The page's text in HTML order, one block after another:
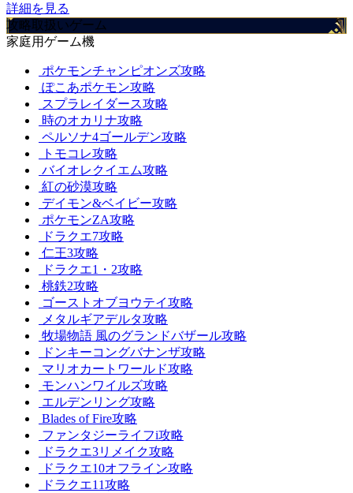
詳細を見る
攻略取扱いゲーム
家庭用ゲーム機
ポケモンチャンピオンズ攻略
ぽこあポケモン攻略
スプラレイダース攻略
時のオカリナ攻略
ペルソナ4ゴールデン攻略
トモコレ攻略
バイオレクイエム攻略
紅の砂漠攻略
デイモン&ベイビー攻略
ポケモンZA攻略
ドラクエ7攻略
仁王3攻略
ドラクエ1・2攻略
桃鉄2攻略
ゴーストオブヨウテイ攻略
メタルギアデルタ攻略
牧場物語 風のグランドバザール攻略
ドンキーコングバナンザ攻略
マリオカートワールド攻略
モンハンワイルズ攻略
エルデンリング攻略
Blades of Fire攻略
ファンタジーライフi攻略
ドラクエ3リメイク攻略
ドラクエ10オフライン攻略
ドラクエ11攻略